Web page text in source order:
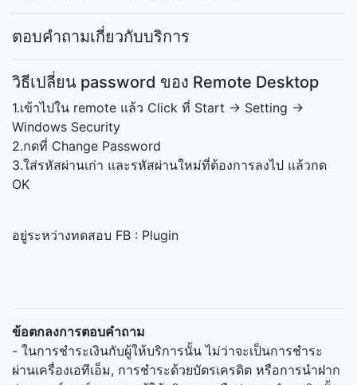
ตอบคำถามเกี่ยวกับบริการ
วิธีเปลี่ยน password ของ Remote Desktop
1.เข้าไปใน remote แล้ว Click ที่ Start -> Setting ->
Windows Security
2.กดที่ Change Password
3.ใส่รหัสผ่านเก่า และรหัสผ่านใหม่ที่ต้องการลงไป แล้วกด
OK
อยู่ระหว่างทดสอบ FB : Plugin
ข้อตกลงการตอบคำถาม
- ในการชำระเงินกับผู้ให้บริการนั้น ไม่ว่าจะเป็นการชำระ
ผ่านเครื่องเอทีเอ็ม, การชำระด้วยบัตรเครดิต หรือการนำฝาก